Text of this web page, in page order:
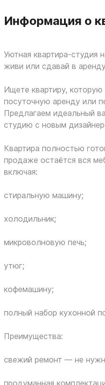
Информация о
Уютная
живи или сдавай в
Ищете квартиру,
посуточную аренду или
Предлагаем идеальный
студию с новым
Квартира полностью
продаже остаётся вся
включая:
стиральную машину;
холодильник;
микроволновую печь;
утюг;
кофемашину;
полный набор кухонной
Преимущества:
свежий ремонт — не
продуманная